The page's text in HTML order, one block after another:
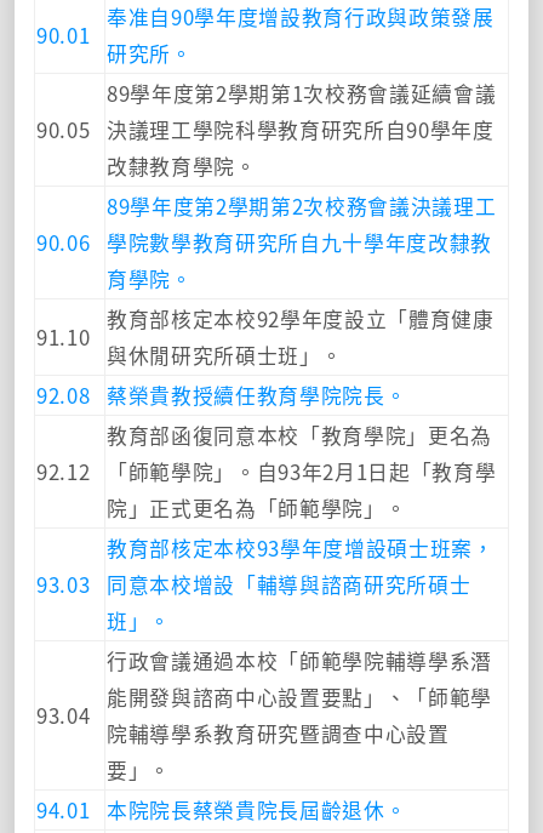
90.01
奉准自90學年度增設教育行政與政策發展
研究所。
90.05
89學年度第2學期第1次校務會議延續會議
決議理工學院科學教育研究所自90學年度
改隸教育學院。
90.06
89學年度第2學期第2次校務會議決議理工
學院數學教育研究所自九十學年度改隸教
育學院。
91.10
教育部核定本校92學年度設立「體育健康
與休閒研究所碩士班」。
92.08
蔡榮貴教授續任教育學院院長。
92.12
教育部函復同意本校「教育學院」更名為
「師範學院」。自93年2月1日起「教育學
院」正式更名為「師範學院」。
93.03
教育部核定本校93學年度增設碩士班案，
同意本校增設「輔導與諮商研究所碩士
班」。
93.04
行政會議通過本校「師範學院輔導學系潛
能開發與諮商中心設置要點」、「師範學
院輔導學系教育研究暨調查中心設置
要」。
94.01
本院院長蔡榮貴院長屆齡退休。